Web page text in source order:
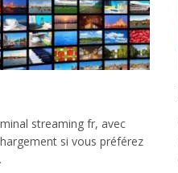
streaming fr, avec
si vous préférez